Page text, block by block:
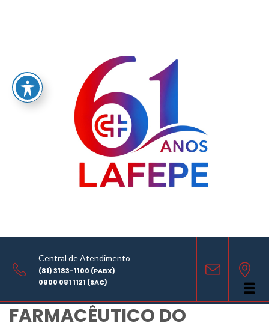
Central de Atendimento
(81) 3183-1100 (PABX)
0800 081 1121 (SAC)
LABORATÓRIO FARMACÊUTICO DO ESTADO DE PERNAMBUCO
GOVERNADOR MIGUEL ARRAES - LAFEPE AVISO DE COTAÇÃO Nº0020/2023
COMPARTILHE
LABORATÓRIO
FARMACÊUTICO DO